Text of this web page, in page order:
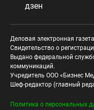
дзен
Деловая электронная
Свидетельство о
Выдано федеральной
коммуникаций.
Учредитель ООО «Бизнес
Шеф-редактор (главный
Политика о персональных